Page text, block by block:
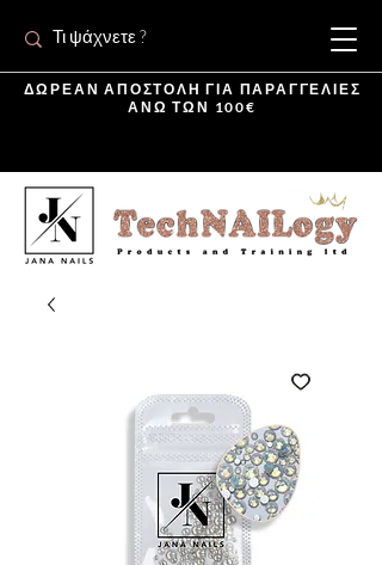
ΔΩΡΕΑΝ ΑΠΟΣΤΟΛΗ ΓΙΑ ΠΑΡΑΓΓΕΛΙΕΣ
ΑΝΩ ΤΩΝ 100€